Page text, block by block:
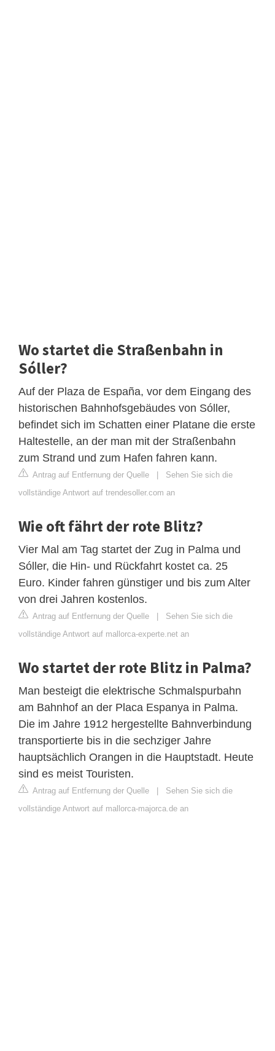
Wo startet die Straßenbahn in
Sóller?
Auf der Plaza de España, vor dem Eingang des
historischen Bahnhofsgebäudes von Sóller,
befindet sich im Schatten einer Platane die erste
Haltestelle, an der man mit der Straßenbahn
zum Strand und zum Hafen fahren kann.
Antrag auf Entfernung der Quelle | Sehen Sie sich die
vollständige Antwort auf trendesoller.com an
Wie oft fährt der rote Blitz?
Vier Mal am Tag startet der Zug in Palma und
Sóller, die Hin- und Rückfahrt kostet ca. 25
Euro. Kinder fahren günstiger und bis zum Alter
von drei Jahren kostenlos.
Antrag auf Entfernung der Quelle | Sehen Sie sich die
vollständige Antwort auf mallorca-experte.net an
Wo startet der rote Blitz in Palma?
Man besteigt die elektrische Schmalspurbahn
am Bahnhof an der Placa Espanya in Palma.
Die im Jahre 1912 hergestellte Bahnverbindung
transportierte bis in die sechziger Jahre
hauptsächlich Orangen in die Hauptstadt. Heute
sind es meist Touristen.
Antrag auf Entfernung der Quelle | Sehen Sie sich die
vollständige Antwort auf mallorca-majorca.de an